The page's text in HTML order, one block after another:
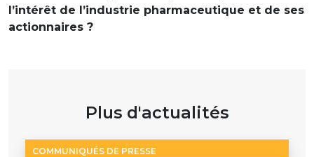
l’intérêt de l’industrie pharmaceutique et de ses
actionnaires ?
Plus d'actualités
COMMUNIQUÉS DE PRESSE